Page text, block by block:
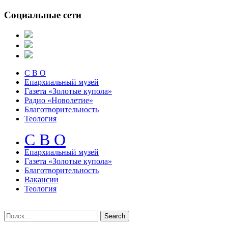
Социальные сети
С В О
Епархиальный музей
Газета «Золотые купола»
Радио «Новолетие»
Благотворительность
Теология
С В О
Епархиальный музeй
Газета «Золотые купола»
Благотворительность
Вакансии
Теология